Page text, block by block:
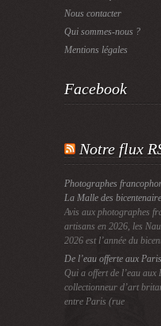
Nous contacter
Qui sommes-nous ?
Mentions légales
Facebook
Notre flux
Photographes
La Malle des
Avis aux photographes
artisans en 2026, les
2026 est l’année du
De l’eau offerte aux
Qui a offert de l’eau aux
collectionneur d’art
entre Paris (rue